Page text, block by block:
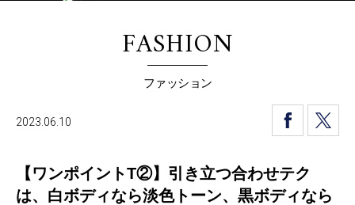
FASHION
ファッション
2023.06.10
【ワンポイントT②】引き立つ合わせテク
は、白ボディなら淡色トーン、黒ボディなら